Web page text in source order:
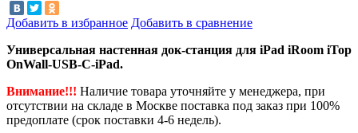
Добавить в избранное Добавить в сравнение
Универсальная настенная док-станция для iPad iRoom iTop
OnWall-USB-C-iPad.
Внимание!!! Наличие товара уточняйте у менеджера, при
отсутствии на складе в Москве поставка под заказ при 100%
предоплате (срок поставки 4-6 недель).